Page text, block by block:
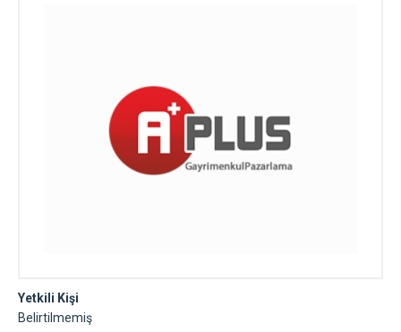
Yetkili Kişi
Belirtilmemiş